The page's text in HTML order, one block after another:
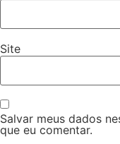
Site
Salvar meus dados
que eu comentar.